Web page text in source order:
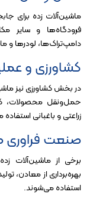
ماشین‌آلات زده برای
فرودگاه‌ها و سایر
دامپ‌تراک‌ها، لودرها و
کشاورزی و
در بخش کشاورزی نیز
حمل‌ونقل محصولات،
زراعتی و باغبانی
صنعت فراوری
برخی از ماشین‌آلات
بهره‌برداری از معادن،
استفاده می‌شوند.